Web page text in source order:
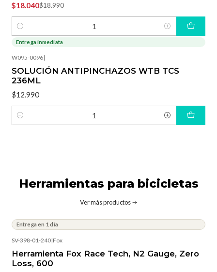
$18.040$18.990
Cantidad
Entrega inmediata
W095-0096|
SOLUCIÓN ANTIPINCHAZOS WTB TCS
236ML
$12.990
Cantidad
Herramientas para bicicletas
Ver más productos
Entrega en 1 día
SV-398-01-240|Fox
Herramienta Fox Race Tech, N2 Gauge, Zero
Loss, 600